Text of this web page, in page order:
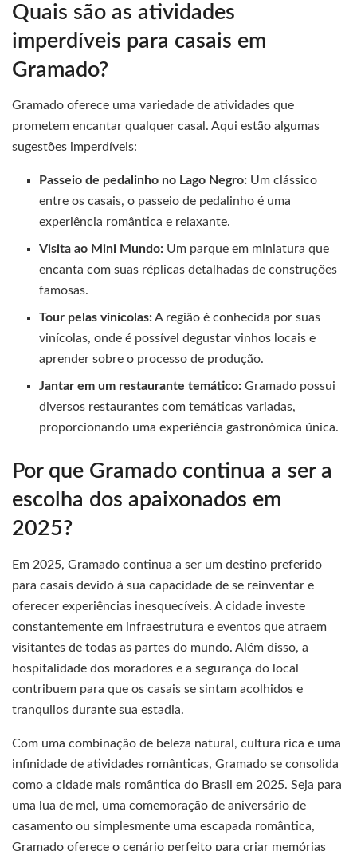
Quais são as atividades
imperdíveis para casais em
Gramado?
Gramado oferece uma variedade de atividades que
prometem encantar qualquer casal. Aqui estão algumas
sugestões imperdíveis:
Passeio de pedalinho no Lago Negro: Um clássico
entre os casais, o passeio de pedalinho é uma
experiência romântica e relaxante.
Visita ao Mini Mundo: Um parque em miniatura que
encanta com suas réplicas detalhadas de construções
famosas.
Tour pelas vinícolas:A região é conhecida por suas
vinícolas, onde é possível degustar vinhos locais e
aprender sobre o processo de produção.
Jantar em um restaurante temático: Gramado possui
diversos restaurantes com temáticas variadas,
proporcionando uma experiência gastronômica única.
Por que Gramado continua a ser a
escolha dos apaixonados em
2025?
Em 2025, Gramado continua a ser um destino preferido
para casais devido à sua capacidade de se reinventar e
oferecer experiências inesquecíveis. A cidade investe
constantemente em infraestrutura e eventos que atraem
visitantes de todas as partes do mundo. Além disso, a
hospitalidade dos moradores e a segurança do local
contribuem para que os casais se sintam acolhidos e
tranquilos durante sua estadia.
Com uma combinação de beleza natural, cultura rica e uma
infinidade de atividades românticas, Gramado se consolida
como a cidade mais romântica do Brasil em 2025. Seja para
uma lua de mel, uma comemoração de aniversário de
casamento ou simplesmente uma escapada romântica,
Gramado oferece o cenário perfeito para criar memórias